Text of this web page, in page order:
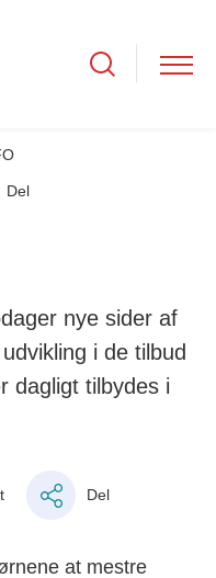
Del
nye sider af
i de tilbud
dagligt tilbydes i
Del
at mestre